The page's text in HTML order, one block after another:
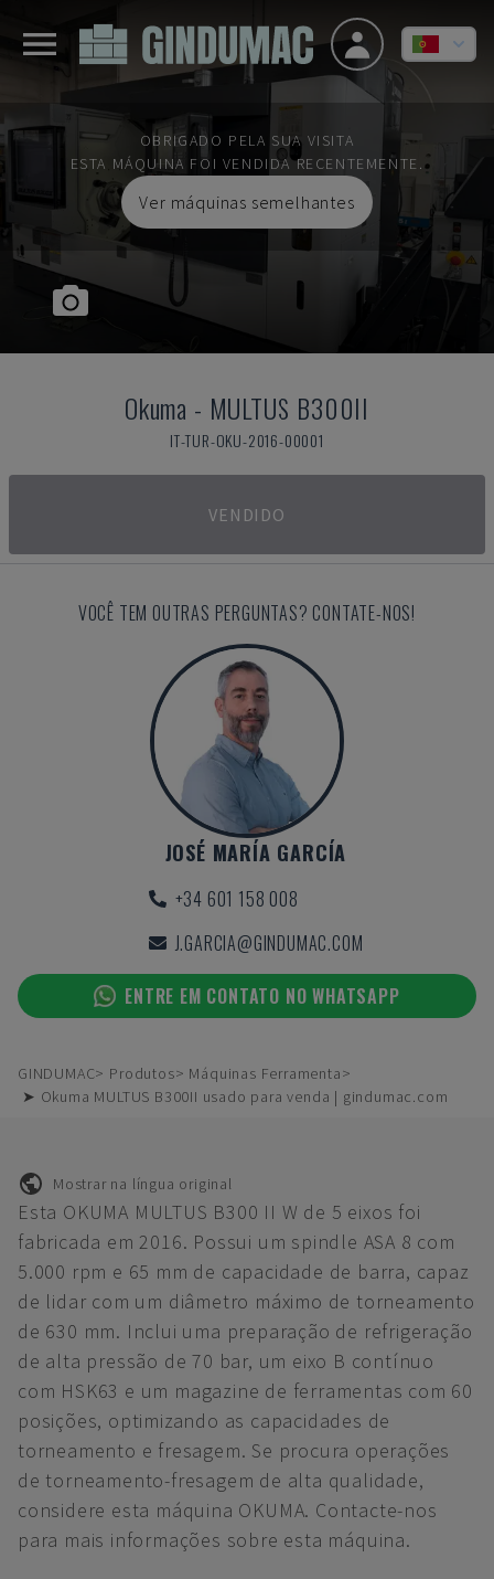
OBRIGADO PELA SUA VISITA
ESTA MÁQUINA FOI VENDIDA RECENTEMENTE.
Ver máquinas semelhantes
Okuma - MULTUS B300II
IT-TUR-OKU-2016-00001
VENDIDO
VOCÊ TEM OUTRAS PERGUNTAS? CONTATE-NOS!
JOSÉ MARÍA GARCÍA
+34 601 158 008
J.GARCIA@GINDUMAC.COM
ENTRE EM CONTATO NO WHATSAPP
GINDUMAC Produtos
Máquinas Ferramenta
➤ Okuma MULTUS B300II usado para venda | gindumac.com
Mostrar na língua original
Esta OKUMA MULTUS B300 II W de 5 eixos foi
fabricada em 2016. Possui um spindle ASA 8 com
5.000 rpm e 65 mm de capacidade de barra, capaz
de lidar com um diâmetro máximo de torneamento
de 630 mm. Inclui uma preparação de refrigeração
de alta pressão de 70 bar, um eixo B contínuo
com HSK63 e um magazine de ferramentas com 60
posições, optimizando as capacidades de
torneamento e fresagem. Se procura operações
de torneamento-fresagem de alta qualidade,
considere esta máquina OKUMA. Contacte-nos
para mais informações sobre esta máquina.